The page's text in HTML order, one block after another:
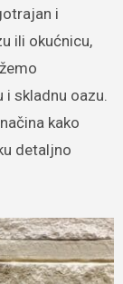
i
ili okućnicu,
skladnu oazu.
kako
detaljno